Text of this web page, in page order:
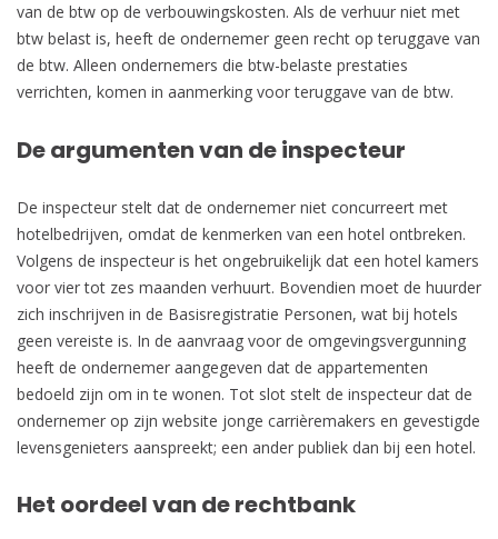
van de btw op de verbouwingskosten. Als de verhuur niet met
btw belast is, heeft de ondernemer geen recht op teruggave van
de btw. Alleen ondernemers die btw-belaste prestaties
verrichten, komen in aanmerking voor teruggave van de btw.
De argumenten van de inspecteur
De inspecteur stelt dat de ondernemer niet concurreert met
hotelbedrijven, omdat de kenmerken van een hotel ontbreken.
Volgens de inspecteur is het ongebruikelijk dat een hotel kamers
voor vier tot zes maanden verhuurt. Bovendien moet de huurder
zich inschrijven in de Basisregistratie Personen, wat bij hotels
geen vereiste is. In de aanvraag voor de omgevingsvergunning
heeft de ondernemer aangegeven dat de appartementen
bedoeld zijn om in te wonen. Tot slot stelt de inspecteur dat de
ondernemer op zijn website jonge carrièremakers en gevestigde
levensgenieters aanspreekt; een ander publiek dan bij een hotel.
Het oordeel van de rechtbank